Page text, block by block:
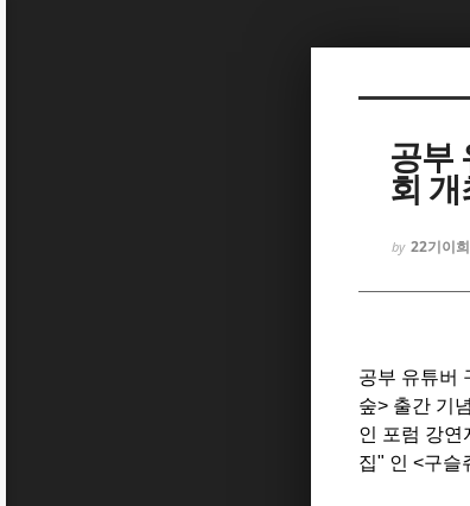
공부
회 개
by 22기이
공부 유튜버
숲> 출간 기
인 포럼 강연
집" 인 <구슬
Sketchbook5, 스케치북5
Sketchbook5, 스케치북5